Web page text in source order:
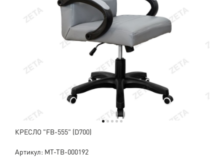
КРЕСЛО "FB-555" (D700)
Артикул: МТ-ТВ-000192